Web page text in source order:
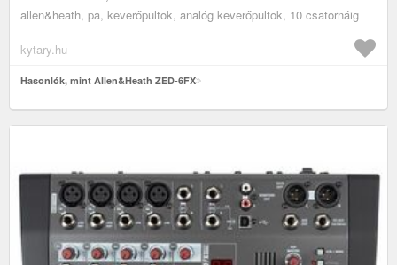
allen&heath, pa, keverőpultok, analóg keverőpultok, 10 csatornáig
kytary.hu
Hasonlók, mint Allen&Heath ZED-6FX